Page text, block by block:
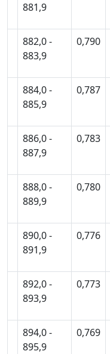
881,9
882,0 -
883,9
0,790
884,0 -
885,9
0,787
886,0 -
887,9
0,783
888,0 -
889,9
0,780
890,0 -
891,9
0,776
892,0 -
893,9
0,773
894,0 -
895,9
0,769